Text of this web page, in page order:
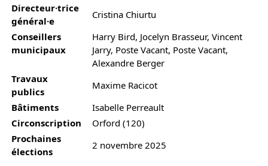
Directeur·trice
général·e
Cristina Chiurtu
Conseillers
municipaux
Harry Bird, Jocelyn Brasseur, Vincent
Jarry, Poste Vacant, Poste Vacant,
Alexandre Berger
Travaux
publics
Maxime Racicot
Bâtiments
Isabelle Perreault
Circonscription
Orford (120)
Prochaines
élections
2 novembre 2025